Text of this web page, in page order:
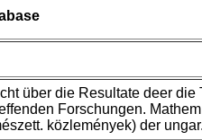
über die Resultate deer
Forschungen.
közlemények) der